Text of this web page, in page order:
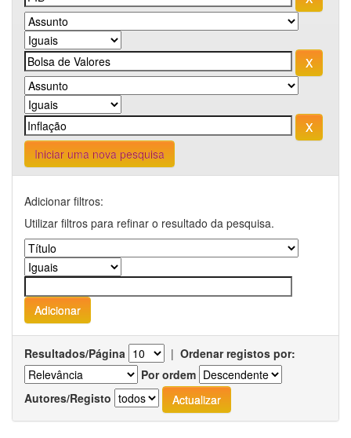
Iniciar uma nova pesquisa
Adicionar filtros:
Utilizar filtros para refinar o resultado da pesquisa.
Resultados/Página | Ordenar registos por:
Por ordem
Autores/Registo